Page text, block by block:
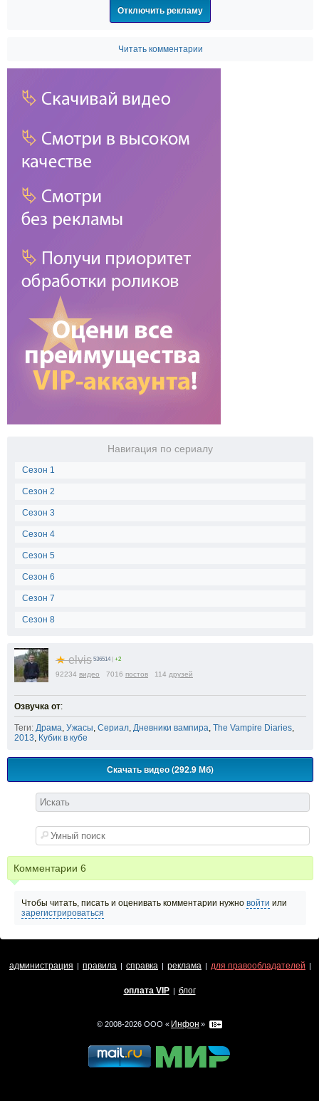
Отключить рекламу
Читать комментарии
Навигация по сериалу
Сезон 1
Сезон 2
Сезон 3
Сезон 4
Сезон 5
Сезон 6
Сезон 7
Сезон 8
★elvis 536514 +2
92234 видео 7016 постов 114 друзей
Озвучка от:
Теги: Драма, Ужасы, Сериал, Дневники вампира, The Vampire Diaries,
2013, Кубик в кубе
Скачать видео (292.9 Мб)
Комментарии 6
Чтобы читать, писать и оценивать комментарии нужно войти или
зарегистрироваться
администрация | правила | справка | реклама | для правообладателей |
оплата VIP | блог
© 2008-2026 ООО « Инфон »